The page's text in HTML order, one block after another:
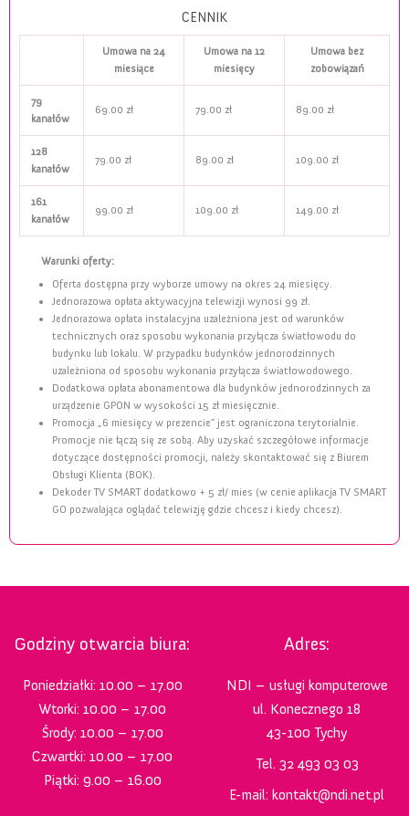
CENNIK
Umowa na 24
miesiące
Umowa na 12
miesięcy
Umowa bez
zobowiązań
79
kanałów
69.00 zł 79.00 zł 89.00 zł
128
kanałów
79.00 zł 89.00 zł 109.00 zł
161
kanałów
99.00 zł 109.00 zł 149.00 zł
Warunki oferty:
Oferta dostępna przy wyborze umowy na okres 24 miesięcy.
Jednorazowa opłata aktywacyjna telewizji wynosi 99 zł.
Jednorazowa opłata instalacyjna uzależniona jest od warunków
technicznych oraz sposobu wykonania przyłącza światłowodu do
budynku lub lokalu. W przypadku budynków jednorodzinnych
uzależniona od sposobu wykonania przyłącza światłowodowego.
Dodatkowa opłata abonamentowa dla budynków jednorodzinnych za
urządzenie GPON w wysokości 15 zł miesięcznie.
Promocja „6 miesięcy w prezencie” jest ograniczona terytorialnie.
Promocje nie łączą się ze sobą. Aby uzyskać szczegółowe informacje
dotyczące dostępności promocji, należy skontaktować się z Biurem
Obsługi Klienta (BOK).
Dekoder TV SMART dodatkowo + 5 zł/ mies (w cenie aplikacja TV SMART
GO pozwalająca oglądać telewizję gdzie chcesz i kiedy chcesz).
Godziny otwarcia biura:
Poniedziałki: 10.00 – 17.00
Wtorki: 10.00 – 17.00
Środy: 10.00 – 17.00
Czwartki: 10.00 – 17.00
Piątki: 9.00 – 16.00
Adres:
NDI – usługi komputerowe
ul. Konecznego 18
43-100 Tychy
Tel. 32 493 03 03
E-mail: kontakt@ndi.net.pl